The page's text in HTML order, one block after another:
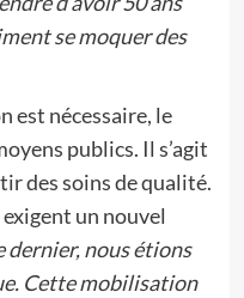
se moquer des
est nécessaire, le
publics. Il s’agit
des soins de qualité.
un nouvel
dernier, nous étions
Cette mobilisation